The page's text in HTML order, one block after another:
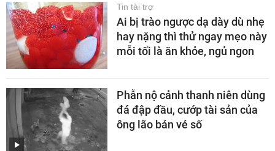
Tin tài trợ
Ai bị trào ngược dạ dày dù nhẹ
hay nặng thì thử ngay mẹo này
mỗi tối là ăn khỏe, ngủ ngon
Phẫn nộ cảnh thanh niên dùng
đá đập đầu, cướp tài sản của
ông lão bán vé số